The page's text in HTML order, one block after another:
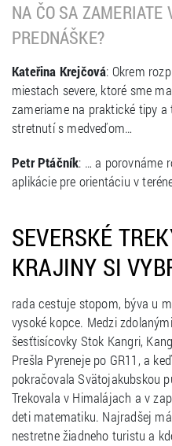
NA ČO SA ZAMERIATE
PREDNÁŠKE?
Kateřina Krejčová: Okrem
miestach severe, ktoré sme
zameriame na praktické tipy a
stretnutí s medveďom…
Petr Ptáčník: … a porovnáme
aplikácie pre orientáciu v
SEVERSKÉ
KRAJINY SI
rada cestuje stopom, býva u
vysoké kopce. Medzi
šesťtisícovky Stok Kangri,
Prešla Pyreneje po GR11, a
pokračovala Svätojakubskou
Trekovala v Himalájach a v
deti matematiku. Najradšej
nestretne žiadneho turistu a